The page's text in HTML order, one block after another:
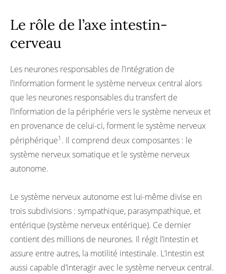
Le rôle de l’axe intestin-
cerveau
Les neurones responsables de l’intégration de
l’information forment le système nerveux central alors
que les neurones responsables du transfert de
l’information de la périphérie vers le système nerveux et
en provenance de celui-ci, forment le système nerveux
périphérique1 . Il comprend deux composantes : le
système nerveux somatique et le système nerveux
autonome.
Le système nerveux autonome est lui-même divise en
trois subdivisions : sympathique, parasympathique, et
entérique (système nerveux entérique). Ce dernier
contient des millions de neurones. Il régit l’intestin et
assure entre autres, la motilité intestinale. L’intestin est
aussi capable d’interagir avec le système nerveux central.